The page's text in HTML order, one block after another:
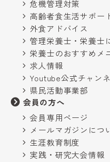
危機管理対策
高齢者食生活サポー
外食アドバイス
管理栄養士・栄養士
栄養士のおすすめメ
求人情報
Youtube公式チャン
県民活動事業部
会員の方へ
会員専用ページ
メールマガジンにつ
生涯教育制度
実践・研究大会情報